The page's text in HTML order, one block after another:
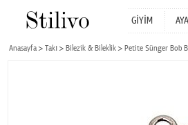
GİYİM
Anasayfa Takı Bilezik & Bileklik Petite Sünger Bob